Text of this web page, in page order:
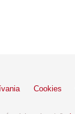
Cookies